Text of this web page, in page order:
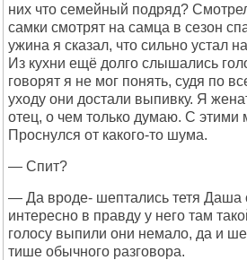
них что семейный подряд?
самки смотрят на самца в сезон
ужина я сказал, что сильно устал
Из кухни ещё долго слышались
говорят я не мог понять, судя по
уходу они достали выпивку. Я
отец, о чем только думаю. С этими
Проснулся от какого-то шума.
— Спит?
— Да вроде- шептались тетя Даша
интересно в правду у него там
голосу выпили они немало, да и
тише обычного разговора.